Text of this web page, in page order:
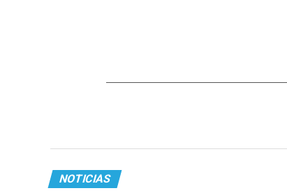
NOTICIAS